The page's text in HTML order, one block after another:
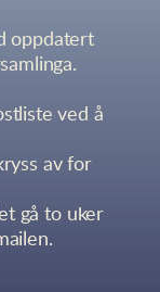
oppdatert
ved å
av for
gå to uker